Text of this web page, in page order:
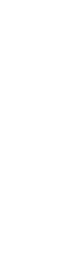
ideju